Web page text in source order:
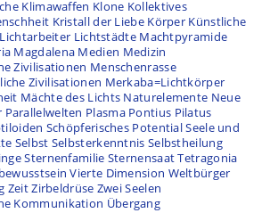
Klimawaffen Klone Kollektives
Kristall der Liebe Körper Künstliche
Lichtarbeiter Lichtstädte Machtpyramide
Magdalena Medien Medizin
Zivilisationen Menschenrasse
Zivilisationen Merkaba=Lichtkörper
Mächte des Lichts Naturelemente Neue
Parallelwelten Plasma Pontius Pilatus
Schöpferisches PotentialSeele und
Selbst Selbsterkenntnis Selbstheilung
Sternenfamilie SternensaatTetragonia
Vierte Dimension Weltbürger
ZeitZirbeldrüse Zwei Seelen
Kommunikation Übergang